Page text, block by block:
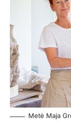
Metė Maja